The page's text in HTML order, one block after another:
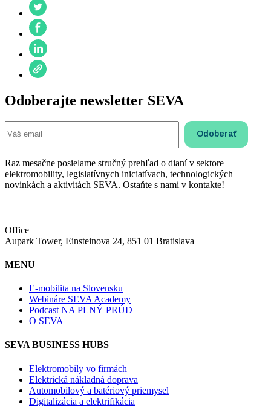
Odoberajte newsletter SEVA
Raz mesačne posielame stručný prehľad o dianí v sektore
elektromobility, legislatívnych iniciatívach, technologických
novinkách a aktivitách SEVA. Ostaňte s nami v kontakte!
Office
Aupark Tower, Einsteinova 24, 851 01 Bratislava
MENU
E-mobilita na Slovensku
Webináre SEVA Academy
Podcast NA PLNÝ PRÚD
O SEVA
SEVA BUSINESS HUBS
Elektromobily vo firmách
Elektrická nákladná doprava
Automobilový a batériový priemysel
Digitalizácia a elektrifikácia